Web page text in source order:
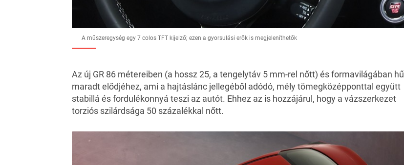
A műszeregység egy 7 colos TFT kijelző; ezen a gyorsulási erők is megjeleníthetők
Az új GR 86 métereiben (a hossz 25, a tengelytáv 5 mm-rel nőtt) és formavilágában hű
maradt elődjéhez, ami a hajtáslánc jellegéből adódó, mély tömegközépponttal együtt
stabillá és fordulékonnyá teszi az autót. Ehhez az is hozzájárul, hogy a vázszerkezet
torziós szilárdsága 50 százalékkal nőtt.